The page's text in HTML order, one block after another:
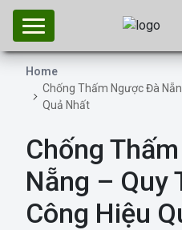
Home
Chống Thấm Ngược Đà
Quả Nhất
Chống
Nẵng – Quy
Công Hiệu